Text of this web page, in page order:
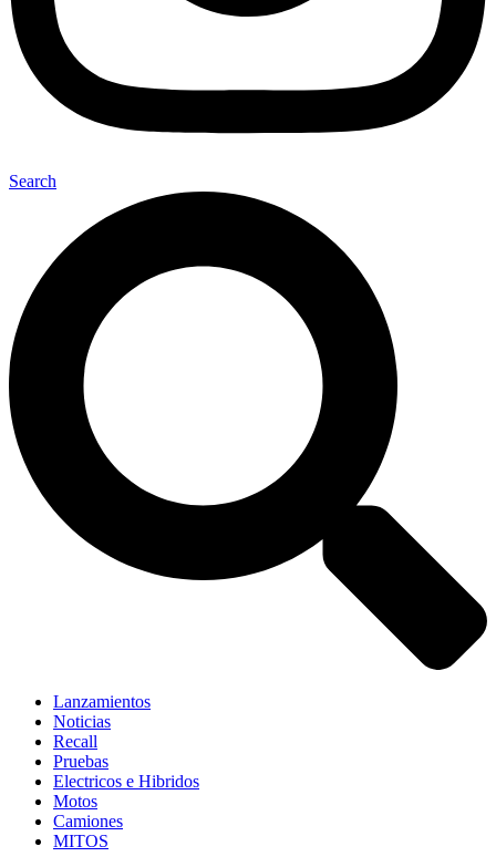
Search
Lanzamientos
Noticias
Recall
Pruebas
Electricos e Hibridos
Motos
Camiones
MITOS